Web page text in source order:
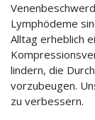
Lymphödeme
Alltag erheblich
lindern, die
vorzubeugen.
zu verbessern.